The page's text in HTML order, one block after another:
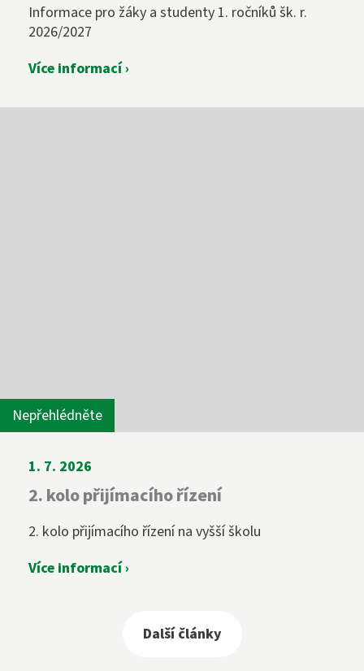
Informace pro žáky a studenty 1. ročníků šk. r.
2026/2027
Více informací ›
Nepřehlédněte
1. 7. 2026
2. kolo přijímacího řízení
2. kolo přijímacího řízení na vyšší školu
Více informací ›
Další články